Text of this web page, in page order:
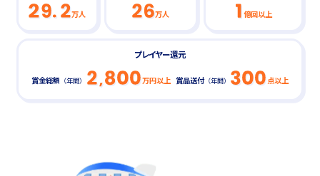
万人 万人 億回以上
プレイヤー還元
賞金総額 （年間） 万円以上 賞品送付（年間） 点以上